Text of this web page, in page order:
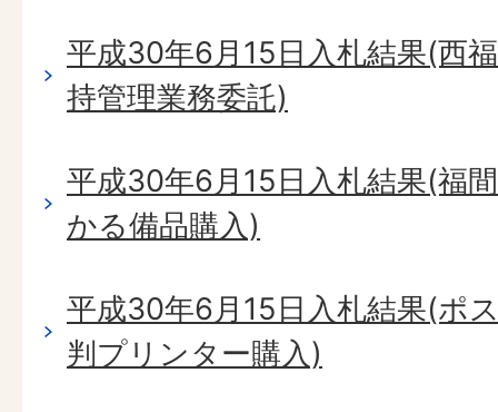
平成30年6月15日入札結果(西
持管理業務委託)
平成30年6月15日入札結果(福
かる備品購入)
平成30年6月15日入札結果(ポ
判プリンター購入)